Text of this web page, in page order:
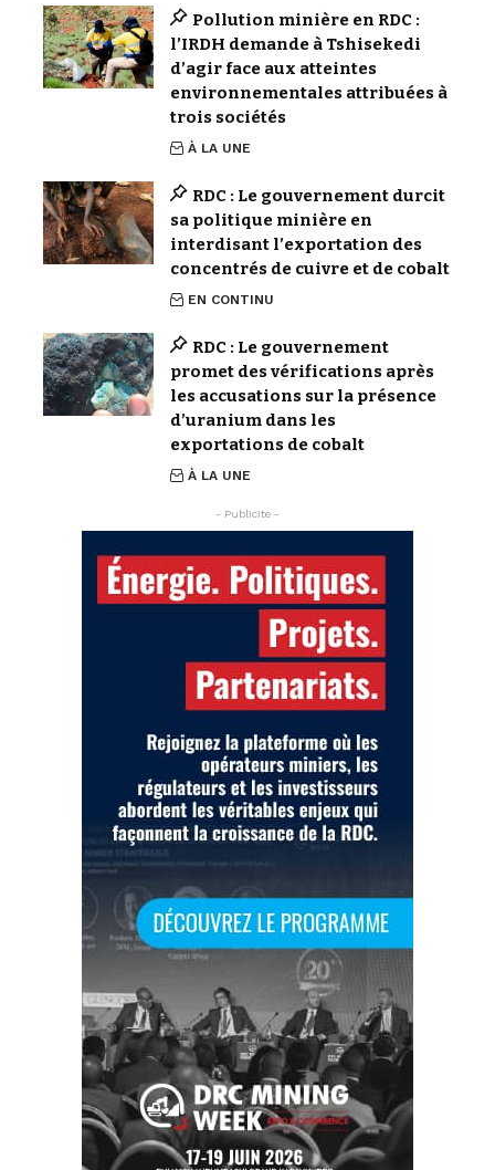
Pollution minière en RDC :
l’IRDH demande à Tshisekedi
d’agir face aux atteintes
environnementales attribuées à
trois sociétés
À LA UNE
RDC : Le gouvernement durcit
sa politique minière en
interdisant l’exportation des
concentrés de cuivre et de cobalt
EN CONTINU
RDC : Le gouvernement
promet des vérifications après
les accusations sur la présence
d’uranium dans les
exportations de cobalt
À LA UNE
- Publicite -